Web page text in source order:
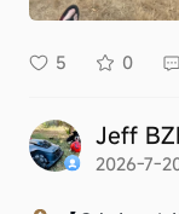
5 0
Jeff
2026-7-